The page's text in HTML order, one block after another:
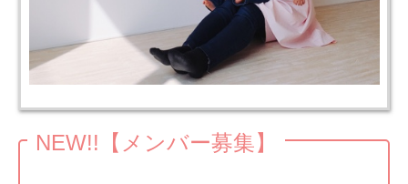
NEW!!【メンバー募集】